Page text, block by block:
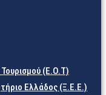
(Ε.Ο.Τ)
Ελλάδος (Ξ.Ε.Ε.)